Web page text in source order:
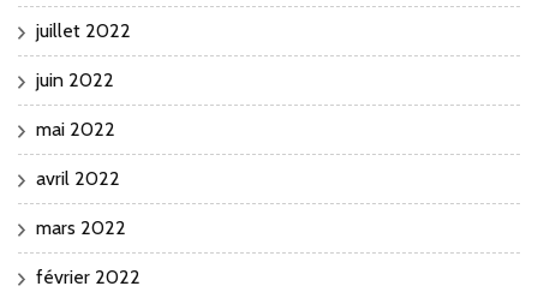
juillet 2022
juin 2022
mai 2022
avril 2022
mars 2022
février 2022